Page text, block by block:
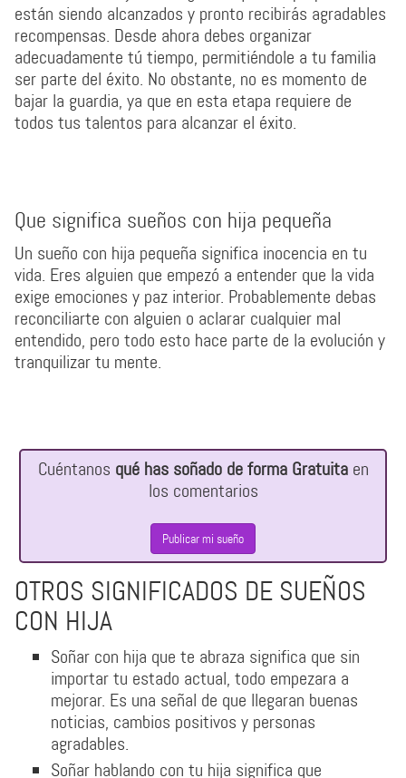
están siendo alcanzados y pronto recibirás agradables
recompensas. Desde ahora debes organizar
adecuadamente tú tiempo, permitiéndole a tu familia
ser parte del éxito. No obstante, no es momento de
bajar la guardia, ya que en esta etapa requiere de
todos tus talentos para alcanzar el éxito.
Que significa sueños con hija pequeña
Un sueño con hija pequeña significa inocencia en tu
vida. Eres alguien que empezó a entender que la vida
exige emociones y paz interior. Probablemente debas
reconciliarte con alguien o aclarar cualquier mal
entendido, pero todo esto hace parte de la evolución y
tranquilizar tu mente.
Cuéntanos qué has soñado de forma Gratuitaen
los comentarios
Publicar mi sueño
OTROS SIGNIFICADOS DE SUEÑOS
CON HIJA
Soñar con hija que te abraza significa que sin
importar tu estado actual, todo empezara a
mejorar. Es una señal de que llegaran buenas
noticias, cambios positivos y personas
agradables.
Soñar hablando con tu hija significa que